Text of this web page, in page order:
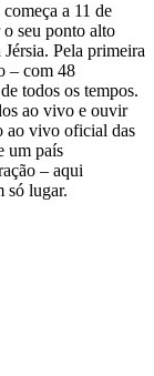
a 11 de
seu ponto alto
Pela primeira
– com 48
todos os tempos.
ao vivo e ouvir
ao vivo oficial das
um país
– aqui
só lugar.